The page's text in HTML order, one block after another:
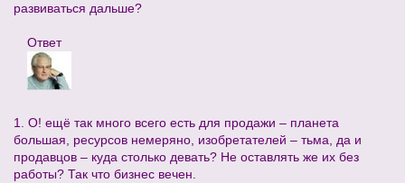
развиваться дальше?
Ответ
1. О! ещё так много всего есть для продажи – планета
большая, ресурсов немеряно, изобретателей – тьма, да и
продавцов – куда столько девать? Не оставлять же их без
работы? Так что бизнес вечен.